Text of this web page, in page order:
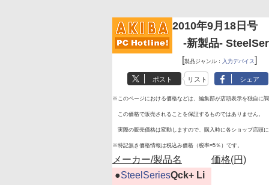
2010年9月18日号
-新製品-
[製品ジャンル： 入力デバイス]
ポスト リスト シェア
※このページにおける価格などは、編集部が店頭表示を独自に調
この価格で販売されることを保証するものではありません。
実際の販売価格は変動しますので、購入時に各ショップ店頭に
※特記無き価格情報は税込み価格（税率=5％）です。
メーカー/製品名 価格(円)
●SteelSeriesQck+ Li